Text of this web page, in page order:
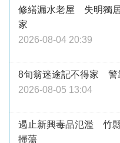
修繕漏水老屋 失明獨
家
2026-08-04 20:39
8旬翁迷途記不得家 警
2026-08-05 13:04
遏止新興毒品氾濫 竹
掃蕩